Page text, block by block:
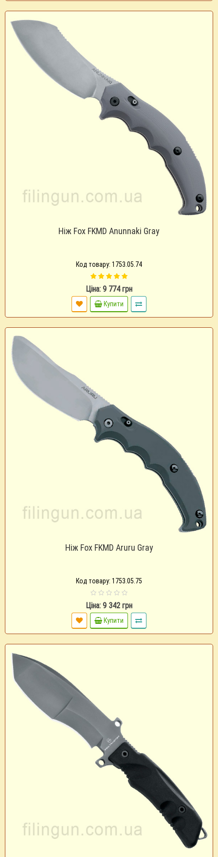
Ніж Fox FKMD Anunnaki Gray
Код товару: 1753.05.74
Ціна: 9 774 грн
Купити
Ніж Fox FKMD Aruru Gray
Код товару: 1753.05.75
Ціна: 9 342 грн
Купити